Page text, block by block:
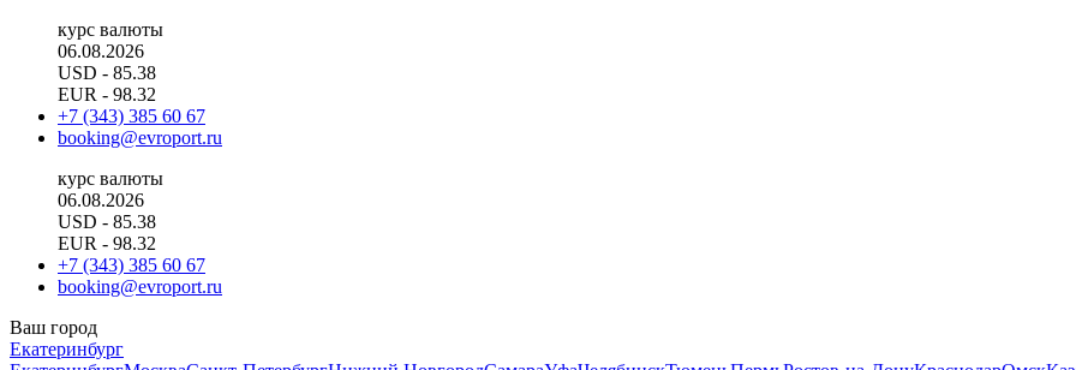
курс валюты
06.08.2026
USD - 85.38
EUR - 98.32
+7 (343) 385 60 67
booking@evroport.ru
курс валюты
06.08.2026
USD - 85.38
EUR - 98.32
+7 (343) 385 60 67
booking@evroport.ru
Ваш город
Екатеринбург